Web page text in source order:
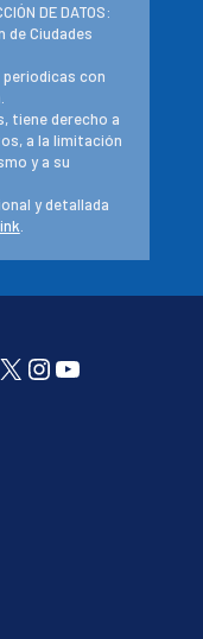
DE DATOS:
de Ciudades
periodicas con
tiene derecho a
a la limitación
y a su
y detallada
X Instagram
YouTube